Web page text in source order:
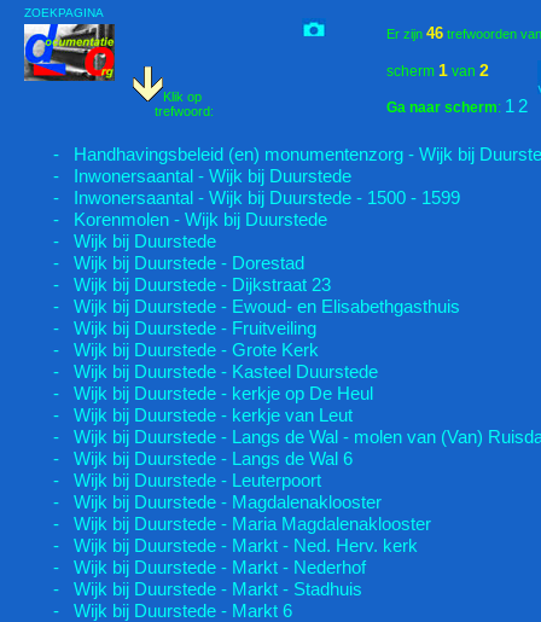
Klik op
trefwoord:
ZOEKPAGINA
- Handhavingsbeleid (en) monumentenzorg - Wijk bij
- Inwonersaantal - Wijk bij Duurstede
- Inwonersaantal - Wijk bij Duurstede - 1500 - 1599
- Korenmolen - Wijk bij Duurstede
- Wijk bij Duurstede
- Wijk bij Duurstede - Dorestad
- Wijk bij Duurstede - Dijkstraat 23
- Wijk bij Duurstede - Ewoud- en Elisabethgasthuis
- Wijk bij Duurstede - Fruitveiling
- Wijk bij Duurstede - Grote Kerk
- Wijk bij Duurstede - Kasteel Duurstede
- Wijk bij Duurstede - kerkje op De Heul
- Wijk bij Duurstede - kerkje van Leut
- Wijk bij Duurstede - Langs de Wal - molen van (Van)
- Wijk bij Duurstede - Langs de Wal 6
- Wijk bij Duurstede - Leuterpoort
- Wijk bij Duurstede - Magdalenaklooster
- Wijk bij Duurstede - Maria Magdalenaklooster
- Wijk bij Duurstede - Markt - Ned. Herv. kerk
- Wijk bij Duurstede - Markt - Nederhof
- Wijk bij Duurstede - Markt - Stadhuis
- Wijk bij Duurstede - Markt 6
Er zijn 46 trefwoorden
scherm 1 van 2
Ga naar scherm: 1 2